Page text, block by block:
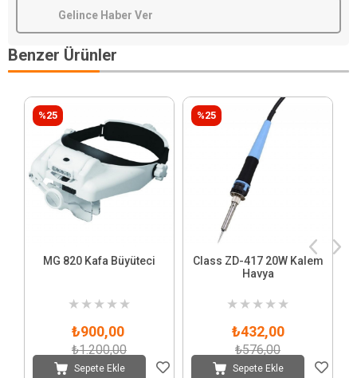
Gelince Haber Ver
Benzer Ürünler
MG 820 Kafa Büyüteci
★ ★ ★ ★ ★
₺900,00
₺1.200,00
Sepete Ekle
%25
Class ZD-417 20W Kalem
Havya
★ ★ ★ ★ ★
₺432,00
₺576,00
Sepete Ekle
%25